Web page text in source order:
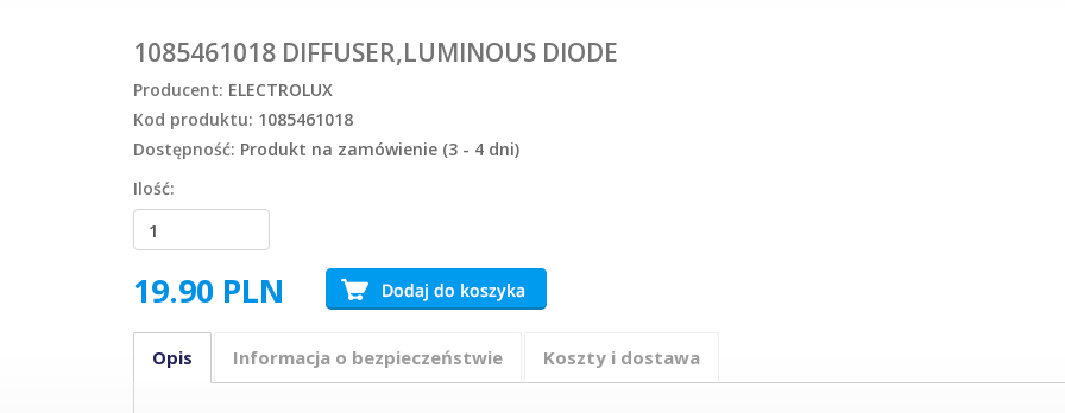
1085461018 DIFFUSER,LUMINOUS DIODE
Producent: ELECTROLUX
Kod produktu: 1085461018
Dostępność: Produkt na zamówienie (3 - 4 dni)
Ilość:
19.90 PLN
Opis Informacja o bezpieczeństwie Koszty i dostawa